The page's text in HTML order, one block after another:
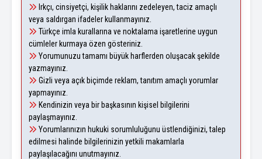
Irkçı, cinsiyetçi, kişilik haklarını zedeleyen, taciz amaçlı
veya saldırgan ifadeler kullanmayınız.
Türkçe imla kurallarına ve noktalama işaretlerine uygun
cümleler kurmaya özen gösteriniz.
Yorumunuzu tamamı büyük harflerden oluşacak şekilde
yazmayınız.
Gizli veya açık biçimde reklam, tanıtım amaçlı yorumlar
yapmayınız.
Kendinizin veya bir başkasının kişisel bilgilerini
paylaşmayınız.
Yorumlarınızın hukuki sorumluluğunu üstlendiğinizi, talep
edilmesi halinde bilgilerinizin yetkili makamlarla
paylaşılacağını unutmayınız.